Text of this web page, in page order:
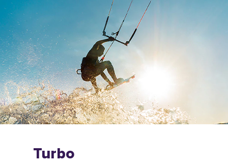
estratégicos e
competências
de liderança
essenciais para
se destacarem
num mercado
global e
preparando-se
para navegar e
contexto
Recrutamento
em Engenharia
da Wipro visa
atrair os recém-
licenciados em
engenharia
mais brilhantes
de todo o país.
Concebido
para identificar
Turbo